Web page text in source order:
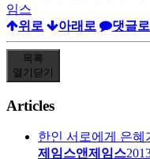
임스
위로
아래로 댓글로
목록
열기 닫기
Articles
한인 서로에게 은혜
제임스앤제임스